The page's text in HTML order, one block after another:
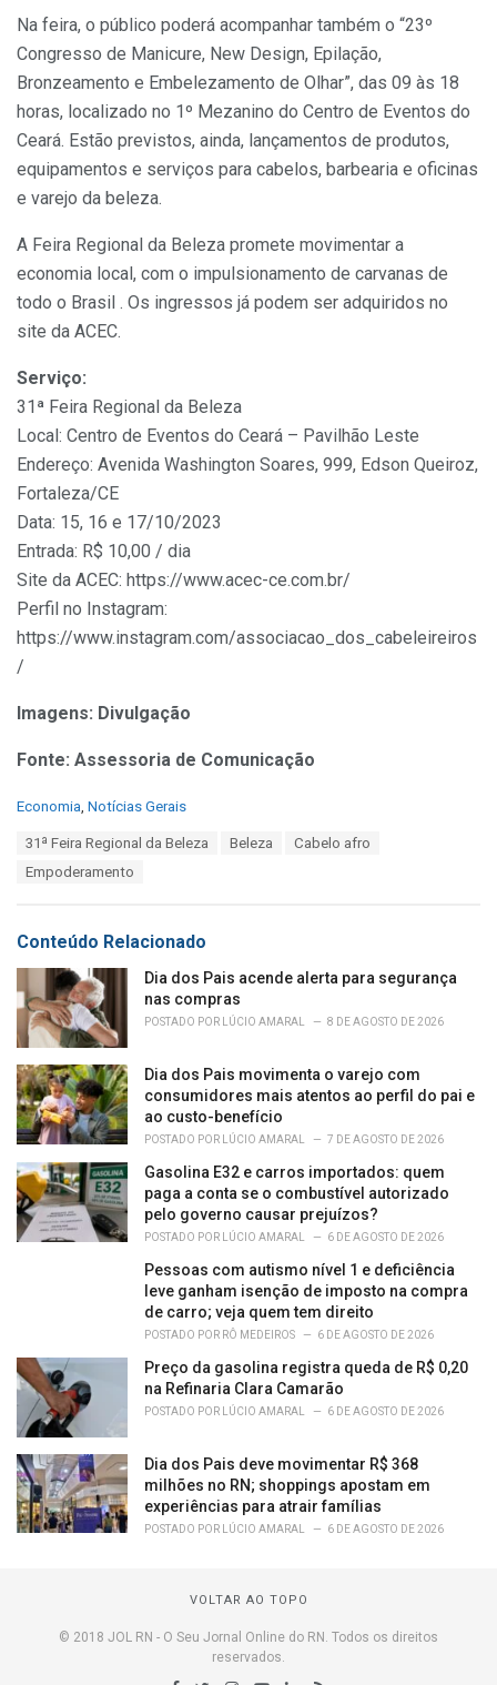
Na feira, o público poderá acompanhar também o “23º
Congresso de Manicure, New Design, Epilação,
Bronzeamento e Embelezamento de Olhar”, das 09 às 18
horas, localizado no 1º Mezanino do Centro de Eventos do
Ceará. Estão previstos, ainda, lançamentos de produtos,
equipamentos e serviços para cabelos, barbearia e oficinas
e varejo da beleza.
A Feira Regional da Beleza promete movimentar a
economia local, com o impulsionamento de carvanas de
todo o Brasil . Os ingressos já podem ser adquiridos no
site da ACEC.
Serviço:
31ª Feira Regional da Beleza
Local: Centro de Eventos do Ceará – Pavilhão Leste
Endereço: Avenida Washington Soares, 999, Edson Queiroz,
Fortaleza/CE
Data: 15, 16 e 17/10/2023
Entrada: R$ 10,00 / dia
Site da ACEC: https://www.acec-ce.com.br/
Perfil no Instagram:
https://www.instagram.com/associacao_dos_cabeleireiros
/
Imagens: Divulgação
Fonte: Assessoria de Comunicação
C
i
e
:
Economia Notícias Gerais
31ª Feira Regional da Beleza Beleza
Cabelo afro
Empoderamento
Conteúdo Relacionado
Dia dos Pais acende alerta para segurança
nas compras
POSTADO POR LÚCIO AMARAL 8 DE AGOSTO DE 2026
Dia dos Pais movimenta o varejo com
consumidores mais atentos ao perfil do pai e
ao custo-benefício
POSTADO POR LÚCIO AMARAL 7 DE AGOSTO DE 2026
Gasolina E32 e carros importados: quem
paga a conta se o combustível autorizado
pelo governo causar prejuízos?
POSTADO POR LÚCIO AMARAL 6 DE AGOSTO DE 2026
Pessoas com autismo nível 1 e deficiência
leve ganham isenção de imposto na compra
de carro; veja quem tem direito
POSTADO POR RÔ MEDEIROS 6 DE AGOSTO DE 2026
Preço da gasolina registra queda de R$ 0,20
na Refinaria Clara Camarão
POSTADO POR LÚCIO AMARAL 6 DE AGOSTO DE 2026
Dia dos Pais deve movimentar R$ 368
milhões no RN; shoppings apostam em
experiências para atrair famílias
POSTADO POR LÚCIO AMARAL 6 DE AGOSTO DE 2026
VOLTAR AO TOPO
© 2018 JOL RN - O Seu Jornal Online do RN. Todos os direitos
reservados.